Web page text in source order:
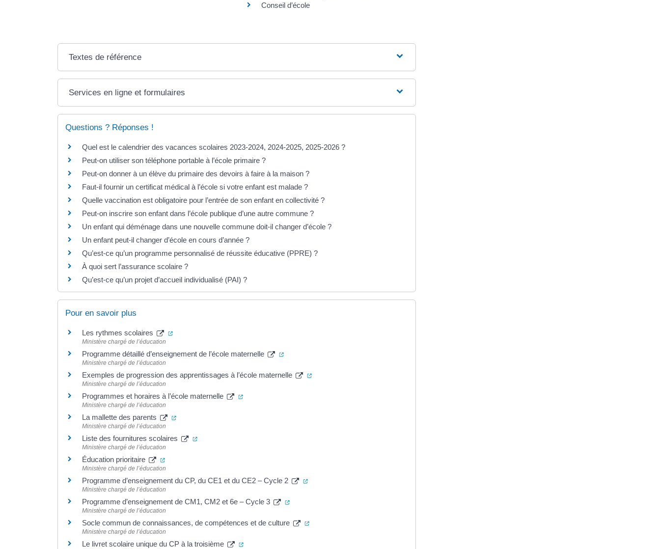
Conseil d’école
Textes de référence
Services en ligne et formulaires
Questions ? Réponses !
Quel est le calendrier des vacances scolaires 2023-2024, 2024-2025, 2025-2026 ?
Peut-on utiliser son téléphone portable à l’école primaire ?
Peut-on donner à un élève du primaire des devoirs à faire à la maison ?
Faut-il fournir un certificat médical à l’école si votre enfant est malade ?
Quelle vaccination est obligatoire pour l’entrée de son enfant en collectivité ?
Peut-on inscrire son enfant dans l’école publique d’une autre commune ?
Un enfant qui déménage dans une nouvelle commune doit-il changer d’école ?
Un enfant peut-il changer d’école en cours d’année ?
Qu’est-ce qu’un programme personnalisé de réussite éducative (PPRE) ?
À quoi sert l’assurance scolaire ?
Qu’est-ce qu’un projet d’accueil individualisé (PAI) ?
Pour en savoir plus
Les rythmes scolaires (ouverture dans un nouvel onglet)
Ministère chargé de l’éducation
Programme détaillé d’enseignement de l’école maternelle (ouverture dans un nouvel onglet)
Ministère chargé de l’éducation
Exemples de progression des apprentissages à l’école maternelle (ouverture dans un nouvel onglet)
Ministère chargé de l’éducation
Programmes et horaires à l’école maternelle (ouverture dans un nouvel onglet)
Ministère chargé de l’éducation
La mallette des parents (ouverture dans un nouvel onglet)
Ministère chargé de l’éducation
Liste des fournitures scolaires (ouverture dans un nouvel onglet)
Ministère chargé de l’éducation
Éducation prioritaire (ouverture dans un nouvel onglet)
Ministère chargé de l’éducation
Programme d’enseignement du CP, du CE1 et du CE2 – Cycle 2 (ouverture dans un nouvel onglet)
Ministère chargé de l’éducation
Programme d’enseignement de CM1, CM2 et 6e – Cycle 3 (ouverture dans un nouvel onglet)
Ministère chargé de l’éducation
Socle commun de connaissances, de compétences et de culture (ouverture dans un nouvel onglet)
Ministère chargé de l’éducation
Le livret scolaire unique du CP à la troisième (ouverture dans un nouvel onglet)